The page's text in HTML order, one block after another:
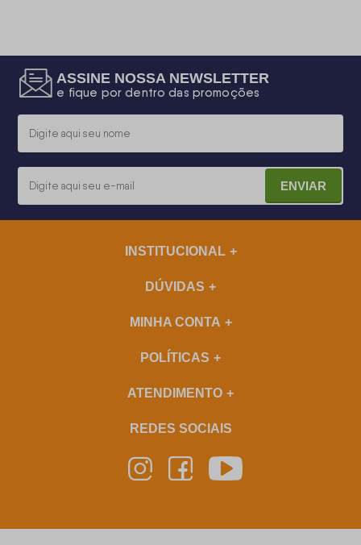
ASSINE NOSSA NEWSLETTER
e fique por dentro das promoções
ENVIAR
INSTITUCIONAL
DÚVIDAS
MINHA CONTA
POLÍTICAS
ATENDIMENTO
REDES SOCIAIS